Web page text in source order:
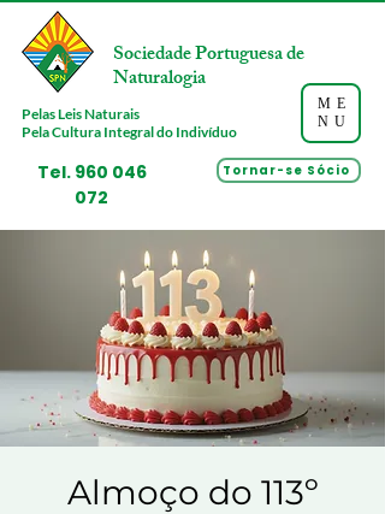
ME
NU
Tel. 960 046
072
Sociedade Portuguesa de
Naturalogia
Pelas Leis Naturais
Pela Cultura Integral do Indivíduo
Tornar-se Sócio
Almoço do 113º